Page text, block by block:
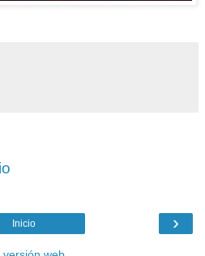
›
Inicio